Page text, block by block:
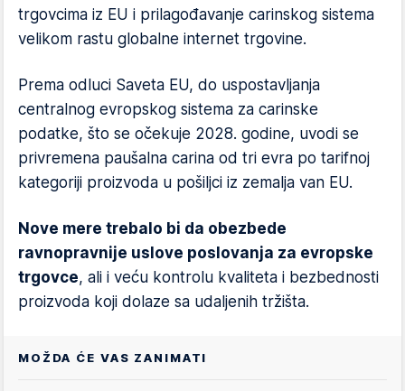
trgovcima iz EU i prilagođavanje carinskog sistema
velikom rastu globalne internet trgovine.
Prema odluci Saveta EU, do uspostavljanja
centralnog evropskog sistema za carinske
podatke, što se očekuje 2028. godine, uvodi se
privremena paušalna carina od tri evra po tarifnoj
kategoriji proizvoda u pošiljci iz zemalja van EU.
Nove mere trebalo bi da obezbede
ravnopravnije uslove poslovanja za evropske
trgovce, ali i veću kontrolu kvaliteta i bezbednosti
proizvoda koji dolaze sa udaljenih tržišta.
MOŽDA ĆE VAS ZANIMATI